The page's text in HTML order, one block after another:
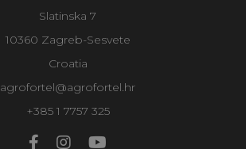
Slatinska 7
10360 Zagreb-Sesvete
Croatia
agrofortel@agrofortel.hr
+385 1 7757 325